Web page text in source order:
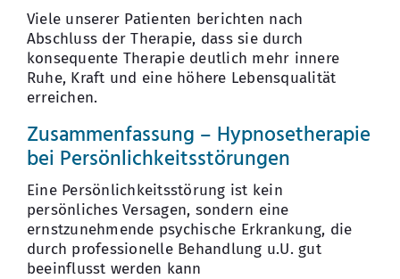
Viele unserer Patienten berichten nach
Abschluss der Therapie, dass sie durch
konsequente Therapie deutlich mehr innere
Ruhe, Kraft und eine höhere Lebensqualität
erreichen.
Zusammenfassung – Hypnosetherapie
bei Persönlichkeitsstörungen
Eine Persönlichkeitsstörung ist kein
persönliches Versagen, sondern eine
ernstzunehmende psychische Erkrankung, die
durch professionelle Behandlung u.U. gut
beeinflusst werden kann